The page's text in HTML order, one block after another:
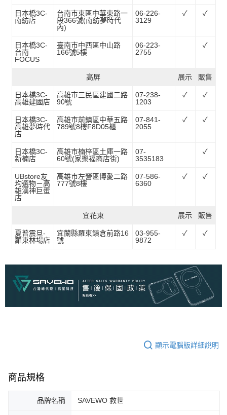
日本橋3C-
南紡店
台南市東區中華東路一
段366號(南紡夢時代
內)
06-226-
3129
✓ ✓
日本橋3C-
台南
FOCUS
臺南市中西區中山路
166號5樓
06-223-
2755
✓
高屏 展示 販售
日本橋3C-
高雄建國店
高雄市三民區建國二路
90號
07-238-
1203
✓ ✓
日本橋3C-
高雄夢時代
店
高雄市前鎮區中華五路
789號8樓F8D05櫃
07-841-
2055
✓ ✓
日本橋3C-
新楠店
高雄市楠梓區土庫一路
60號(家樂福商店街)
07-
3535183
✓
UBstore友
均選物－高
雄漢神巨蛋
店
高雄市左營區博愛二路
777號8樓
07-586-
6360
✓ ✓
宜花東 展示 販售
夏普震旦-
羅東林場店
宜蘭縣羅東鎮倉前路16
號
03-955-
9872
✓ ✓
顯示電腦版詳細說明
商品規格
品牌名稱 SAVEWO 救世